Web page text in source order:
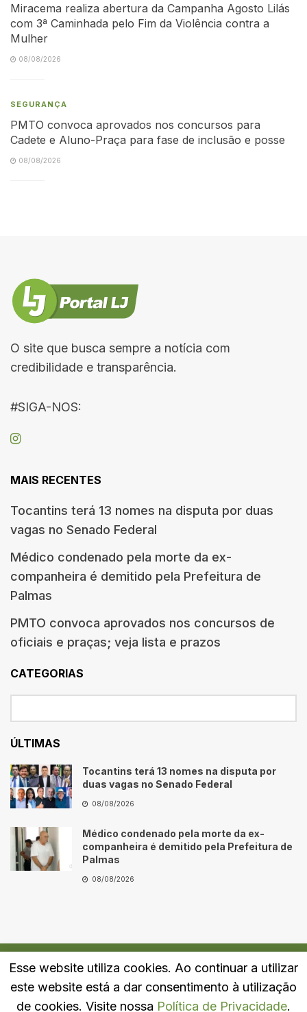
Miracema realiza abertura da Campanha Agosto Lilás
com 3ª Caminhada pelo Fim da Violência contra a
Mulher
08/08/2026
SEGURANÇA
PMTO convoca aprovados nos concursos para
Cadete e Aluno-Praça para fase de inclusão e posse
08/08/2026
O site que busca sempre a notícia com
credibilidade e transparência.
#SIGA-NOS:
MAIS RECENTES
Tocantins terá 13 nomes na disputa por duas
vagas no Senado Federal
Médico condenado pela morte da ex-
companheira é demitido pela Prefeitura de
Palmas
PMTO convoca aprovados nos concursos de
oficiais e praças; veja lista e prazos
CATEGORIAS
ÚLTIMAS
Tocantins terá 13 nomes na disputa por
duas vagas no Senado Federal
08/08/2026
Médico condenado pela morte da ex-
companheira é demitido pela Prefeitura de
Palmas
08/08/2026
Quem Somos Fale Conosco Política de Privacidade
Esse website utiliza cookies. Ao continuar a utilizar
este website está a dar consentimento à utilização
de cookies. Visite nossa Política de Privacidade.